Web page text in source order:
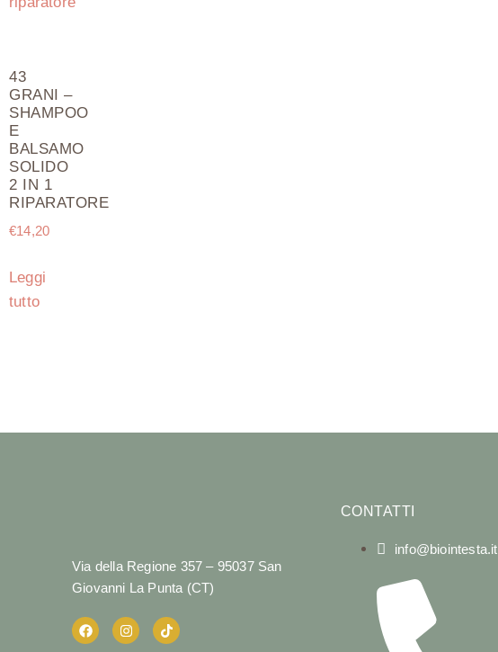
43
GRANI –
SHAMPOO
E
BALSAMO
SOLIDO
2 IN 1
RIPARATORE
€14,20
Leggi
tutto
Via della Regione 357 – 95037 San
Giovanni La Punta (CT)
CONTATTI
info@biointesta.it